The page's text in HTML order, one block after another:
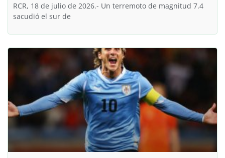
RCR, 18 de julio de 2026.- Un terremoto de magnitud 7.4
sacudió el sur de